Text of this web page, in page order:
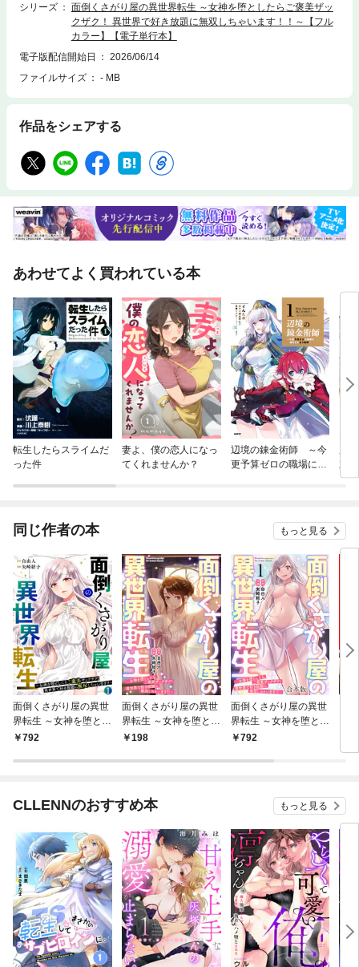
シリーズ
面倒くさがり屋の異世界転生 ～女神を堕としたらご褒美ザッ
クザク！ 異世界で好き放題に無双しちゃいます！！～【フル
カラー】【電子単行本】
電子版配信開始日
2026/06/14
ファイルサイズ
- MB
作品をシェアする
あわせてよく買われている本
転生したらスライムだ
った件
妻よ、僕の恋人になっ
てくれませんか？
辺境の錬金術師 ～今
更予算ゼロの職場に戻
立
ド
同じ作者の本 もっと見る
面倒くさがり屋の異世
界転生 ～女神を堕とし
たらご褒美ザックザ
に無双しちゃいま
792
面倒くさがり屋の異世
界転生 ～女神を堕とし
たらご褒美ザックザ
に無双しちゃいま
198
面倒くさがり屋の異世
界転生 ～女神を堕とし
たらご褒美ザックザ
に無双しちゃいま
792
CLLENNのおすすめ本 もっと見る